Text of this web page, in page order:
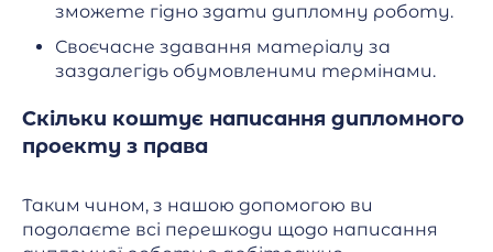
зможете гідно здати дипломну роботу.
Своєчасне здавання матеріалу за
заздалегідь обумовленими термінами.
Скільки коштує написання дипломного
проекту з права
Таким чином, з нашою допомогою ви
подолаєте всі перешкоди щодо написання